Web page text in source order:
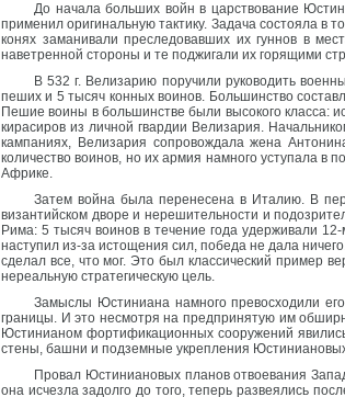
До начала больших войн в царствование
применил оригинальную тактику. Задача состояла
конях заманивали преследовавших их гуннов в
наветренной стороны и те поджигали их горящими
В 532 г. Велизарию поручили руководить
пеших и 5 тысяч конных воинов. Большинство
Пешие воины в большинстве были высокого класса:
кирасиров из личной гвардии Велизария.
кампаниях, Велизария сопровождала жена
количество воинов, но их армия намного уступала
Африке.
Затем война была перенесена в Италию. В
византийском дворе и нерешительности и
Рима: 5 тысяч воинов в течение года удерживали
наступил из-за истощения сил, победа не дала
сделал все, что мог. Это был классический пример
нереальную стратегическую цель.
Замыслы Юстиниана намного превосходили
границы. И это несмотря на предпринятую им
Юстинианом фортификационных сооружений
стены, башни и подземные укрепления
Провал Юстиниановых планов отвоевания
она исчезла задолго до того, теперь развеялись